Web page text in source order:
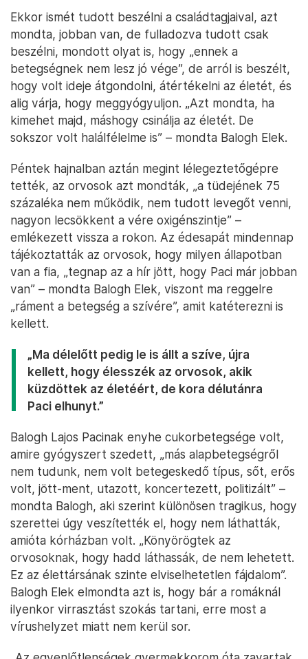
Ekkor ismét tudott beszélni a családtagjaival, azt
mondta, jobban van, de fulladozva tudott csak
beszélni, mondott olyat is, hogy „ennek a
betegségnek nem lesz jó vége”, de arról is beszélt,
hogy volt ideje átgondolni, átértékelni az életét, és
alig várja, hogy meggyógyuljon. „Azt mondta, ha
kimehet majd, máshogy csinálja az életét. De
sokszor volt halálfélelme is” – mondta Balogh Elek.
Péntek hajnalban aztán megint lélegeztetőgépre
tették, az orvosok azt mondták, „a tüdejének 75
százaléka nem működik, nem tudott levegőt venni,
nagyon lecsökkent a vére oxigénszintje” –
emlékezett vissza a rokon. Az édesapát mindennap
tájékoztatták az orvosok, hogy milyen állapotban
van a fia, „tegnap az a hír jött, hogy Paci már jobban
van” – mondta Balogh Elek, viszont ma reggelre
„ráment a betegség a szívére”, amit katéterezni is
kellett.
„Ma délelőtt pedig le is állt a szíve, újra
kellett, hogy élesszék az orvosok, akik
küzdöttek az életéért, de kora délutánra
Paci elhunyt.”
Balogh Lajos Pacinak enyhe cukorbetegsége volt,
amire gyógyszert szedett, „más alapbetegségről
nem tudunk, nem volt betegeskedő típus, sőt, erős
volt, jött-ment, utazott, koncertezett, politizált” –
mondta Balogh, aki szerint különösen tragikus, hogy
szerettei úgy veszítették el, hogy nem láthatták,
amióta kórházban volt. „Könyörögtek az
orvosoknak, hogy hadd láthassák, de nem lehetett.
Ez az élettársának szinte elviselhetetlen fájdalom”.
Balogh Elek elmondta azt is, hogy bár a romáknál
ilyenkor virrasztást szokás tartani, erre most a
vírushelyzet miatt nem kerül sor.